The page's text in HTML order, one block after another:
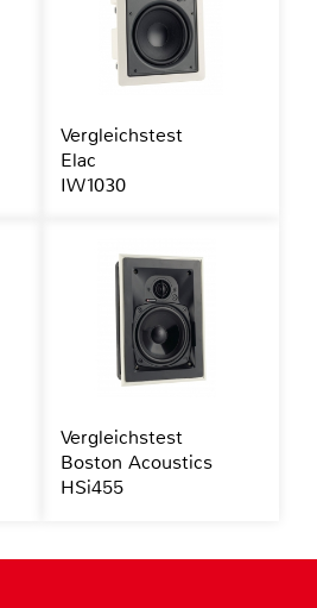
Vergleichstest
Elac
IW1030
Vergleichstest
Boston Acoustics
HSi455